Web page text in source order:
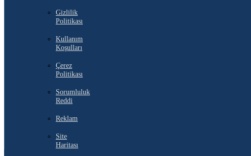
Gizlilik
Politikası
Kullanım
Koşulları
Çerez
Politikası
Sorumluluk
Reddi
Reklam
Site
Haritası